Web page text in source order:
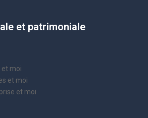
et patrimoniale
moi
et moi
et moi